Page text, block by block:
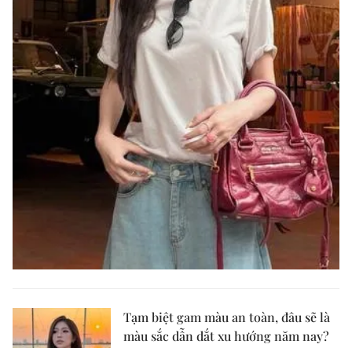
Tạm biệt gam màu an toàn, đâu sẽ là
màu sắc dẫn dắt xu hướng năm nay?